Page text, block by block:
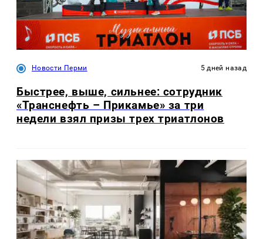
Новости Перми 5 дней назад
Быстрее, выше, сильнее: сотрудник
«Транснефть – Прикамье» за три
недели взял призы трех триатлонов